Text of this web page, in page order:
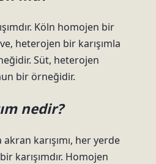
Köln homojen bir
heterojen bir karışımla
Süt, heterojen
bir örneğidir.
nedir?
karışımı, her yerde
karışımdır. Homojen